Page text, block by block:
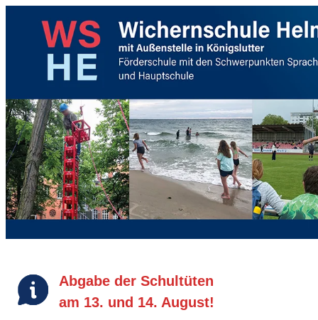
Abgabe der Schultüten
am 13. und 14. August!